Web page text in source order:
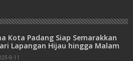
Kota Padang Siap Semarakkan
Lapangan Hijau hingga Malam
9-11